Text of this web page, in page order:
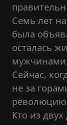
Семь лет
была
осталась
Сейчас,
не за
Кто из